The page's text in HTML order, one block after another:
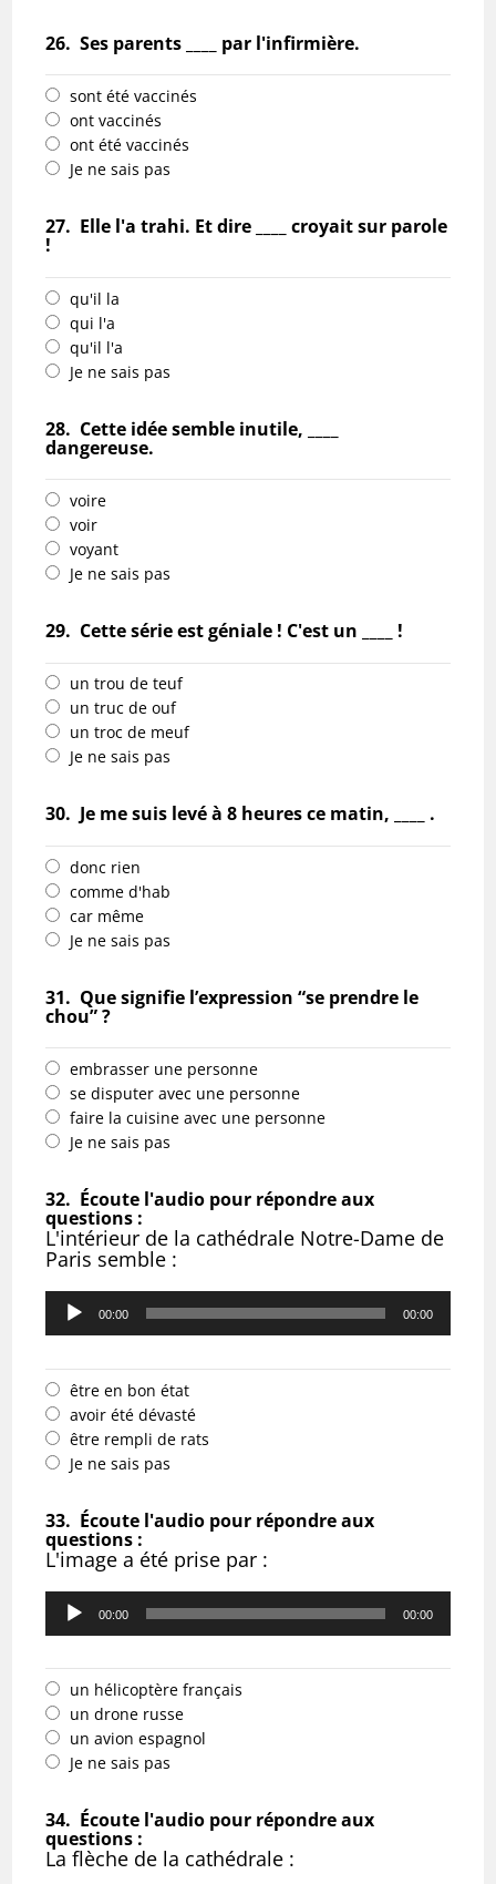
26. Ses parents ____ par l'infirmière.
sont été vaccinés
ont vaccinés
ont été vaccinés
Je ne sais pas
27. Elle l'a trahi. Et dire ____ croyait sur parole
!
qu'il la
qui l'a
qu'il l'a
Je ne sais pas
28. Cette idée semble inutile, ____
dangereuse.
voire
voir
voyant
Je ne sais pas
29. Cette série est géniale ! C'est un ____ !
un trou de teuf
un truc de ouf
un troc de meuf
Je ne sais pas
30. Je me suis levé à 8 heures ce matin, ____ .
donc rien
comme d'hab
car même
Je ne sais pas
31. Que signifie l’expression “se prendre le
chou” ?
embrasser une personne
se disputer avec une personne
faire la cuisine avec une personne
Je ne sais pas
32. Écoute l'audio pour répondre aux
questions :
L'intérieur de la cathédrale Notre-Dame de
Paris semble :
Lecteur
audio 00:00 00:00
être en bon état
avoir été dévasté
être rempli de rats
Je ne sais pas
33. Écoute l'audio pour répondre aux
questions :
L'image a été prise par :
Lecteur
audio 00:00 00:00
un hélicoptère français
un drone russe
un avion espagnol
Je ne sais pas
34. Écoute l'audio pour répondre aux
questions :
La flèche de la cathédrale :